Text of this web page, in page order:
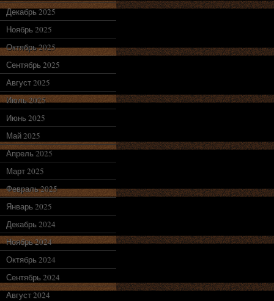
Декабрь 2025
Ноябрь 2025
Октябрь 2025
Сентябрь 2025
Август 2025
Июль 2025
Июнь 2025
Май 2025
Апрель 2025
Март 2025
Февраль 2025
Январь 2025
Декабрь 2024
Ноябрь 2024
Октябрь 2024
Сентябрь 2024
Август 2024